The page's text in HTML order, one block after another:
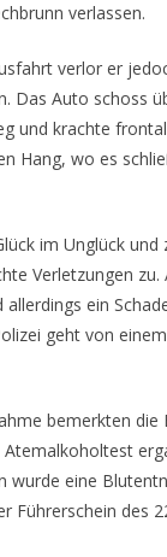
verlassen.
verlor er
Das Auto schoss
und krachte
Hang, wo es
im Unglück und
Verletzungen zu.
allerdings ein
geht von
bemerkten die
Atemalkoholtest
wurde eine
Führerschein des